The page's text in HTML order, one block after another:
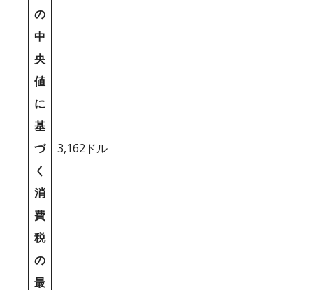
の
中
央
値
に
基
づ
く
消
費
税
の
最
3,162ドル